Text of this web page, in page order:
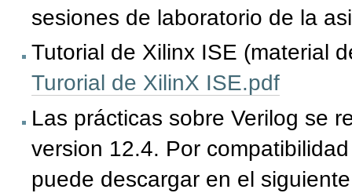
sesiones de laboratorio de la
Tutorial de Xilinx ISE (material
Turorial de XilinX ISE.pdf
Las prácticas sobre Verilog se
version 12.4. Por
puede descargar en el